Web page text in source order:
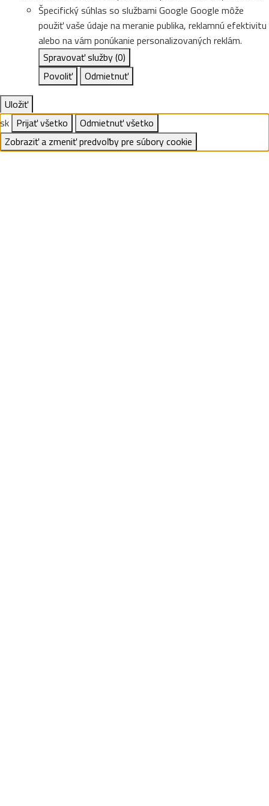
Špecifický súhlas so službami Google Google môže
použiť vaše údaje na meranie publika, reklamnú efektivitu
alebo na vám ponúkanie personalizovaných reklám.
Spravovať služby(0)
Povoliť
Odmietnuť
Uložiť
sk Prijať všetko
Odmietnuť všetko
Zobraziť a zmeniť predvoľby pre súbory cookie